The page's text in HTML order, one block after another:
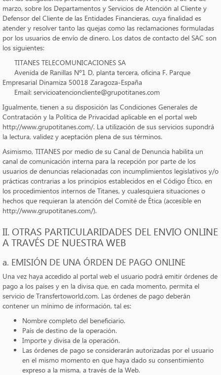
marzo, sobre los Departamentos y Servicios de Atención al Cliente y
Defensor del Cliente de las Entidades Financieras, cuya finalidad es
atender y resolver tanto las quejas como las reclamaciones formuladas
por los usuarios de envío de dinero. Los datos de contacto del SAC son
los siguientes:
TITANES TELECOMUNICACIONES SA
Avenida de Ranillas Nº1 D, planta tercera, oficina F. Parque
Empresarial Dinamiza 50018 Zaragoza-España
Email: servicioatencioncliente@grupotitanes.com
Igualmente, tienen a su disposición las Condiciones Generales de
Contratación y la Política de Privacidad aplicable en el portal web
http://www.grupotitanes.com/. La utilización de sus servicios supondrá
la lectura, validez y aceptación plena de sus términos.
Asimismo, TITANES por medio de su Canal de Denuncia habilita un
canal de comunicación interna para la recepción por parte de los
usuarios de denuncias relacionadas con incumplimientos legislativos y/o
prácticas contrarias a los principios establecidos en el Código Ético, en
los procedimientos internos de Titanes, y cualesquiera situaciones o
hechos que requieran la atención del Comité de Ética (accesible en
http://www.grupotitanes.com/).
II. OTRAS PARTICULARIDADES DEL ENVIO ONLINE
A TRAVÉS DE NUESTRA WEB
a. EMISIÓN DE UNA ÓRDEN DE PAGO ONLINE
Una vez haya accedido al portal web el usuario podrá emitir órdenes de
pago a los países y en la divisa que, en cada momento, permita el
servicio de Transfertoworld.com. Las órdenes de pago deberán
contener un mínimo de información, tal es:
Nombre completo del beneficiario.
País de destino de la operación.
Importe y divisa de la operación.
Las órdenes de pago se considerarán autorizadas por el usuario
en el mismo momento en que haya dado su consentimiento
expreso a la misma, a través de la Web.